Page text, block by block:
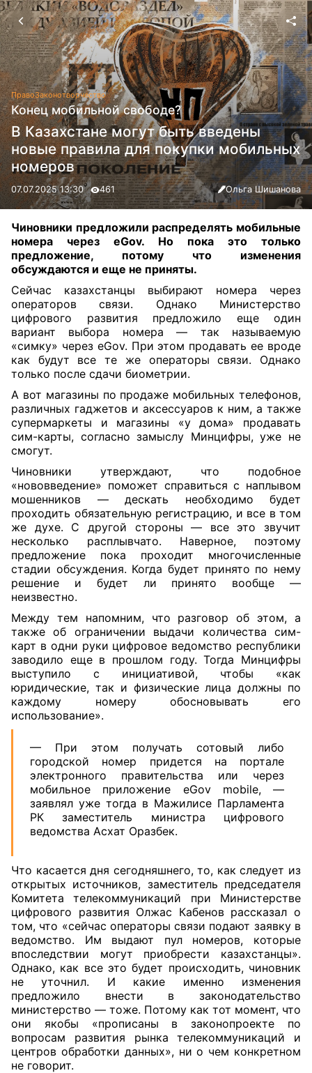
ПравоЗаконотворчество
Конец мобильной свободе?
В Казахстане могут быть введены
новые правила для покупки мобильных
номеров
07.07.2025 13:30 461 Ольга Шишанова
Чиновники предложили распределять мобильные
номера через eGov. Но пока это только
предложение, потому что изменения
обсуждаются и еще не приняты.
Сейчас казахстанцы выбирают номера через
операторов связи. Однако Министерство
цифрового развития предложило еще один
вариант выбора номера — так называемую
«симку» через eGov. При этом продавать ее вроде
как будут все те же операторы связи. Однако
только после сдачи биометрии.
А вот магазины по продаже мобильных телефонов,
различных гаджетов и аксессуаров к ним, а также
супермаркеты и магазины «у дома» продавать
сим-карты, согласно замыслу Минцифры, уже не
смогут.
Чиновники утверждают, что подобное
«нововведение» поможет справиться с наплывом
мошенников — дескать необходимо будет
проходить обязательную регистрацию, и все в том
же духе. С другой стороны — все это звучит
несколько расплывчато. Наверное, поэтому
предложение пока проходит многочисленные
стадии обсуждения. Когда будет принято по нему
решение и будет ли принято вообще —
неизвестно.
Между тем напомним, что разговор об этом, а
также об ограничении выдачи количества сим-
карт в одни руки цифровое ведомство республики
заводило еще в прошлом году. Тогда Минцифры
выступило с инициативой, чтобы «как
юридические, так и физические лица должны по
каждому номеру обосновывать его
использование».
— При этом получать сотовый либо
городской номер придется на портале
электронного правительства или через
мобильное приложение eGov mobile, —
заявлял уже тогда в Мажилисе Парламента
РК заместитель министра цифрового
ведомства Асхат Оразбек.
Что касается дня сегодняшнего, то, как следует из
открытых источников, заместитель председателя
Комитета телекоммуникаций при Министерстве
цифрового развития Олжас Кабенов рассказал о
том, что «сейчас операторы связи подают заявку в
ведомство. Им выдают пул номеров, которые
впоследствии могут приобрести казахстанцы».
Однако, как все это будет происходить, чиновник
не уточнил. И какие именно изменения
предложило внести в законодательство
министерство — тоже. Потому как тот момент, что
они якобы «прописаны в законопроекте по
вопросам развития рынка телекоммуникаций и
центров обработки данных», ни о чем конкретном
не говорит.